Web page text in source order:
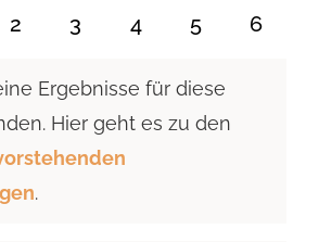
Veranstaltungen
Veranstaltungen
Veranstaltungen
0
2
0
3
0
4
0
5
0
6
Ergebnisse für diese
Hier geht es zu den
.